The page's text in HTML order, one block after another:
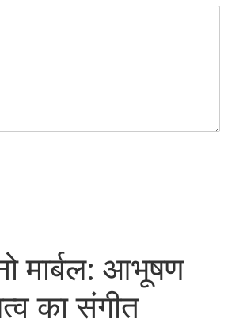
मार्बल: आभूषण
का संगीत